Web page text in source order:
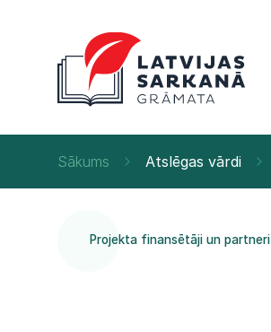
Sākums Atslēgas vārdi
Projekta finansētāji un partneri